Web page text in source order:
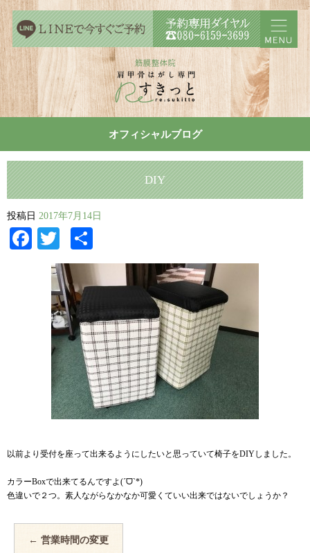
オフィシャルブログ
DIY
投稿日 2017年7月14日
Facebook
Twitter
有
以前より受付を座って出来るようにしたいと思っていて椅子をDIYしました。
カラーBoxで出来てるんですよ(ˊᗜˋ*)
色違いで２つ。素人ながらなかなか可愛くていい出来ではないでしょうか？
← 営業時間の変更